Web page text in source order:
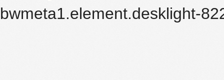
bwmeta1.element.desklight-